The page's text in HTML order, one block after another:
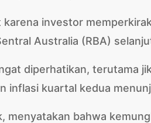
investor
Australia (RBA)
diperhatikan, terutama
inflasi kuartal kedua
menyatakan bahwa